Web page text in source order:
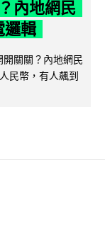
內地網民
邏輯
關關？內地網民
民幣，有人飆到